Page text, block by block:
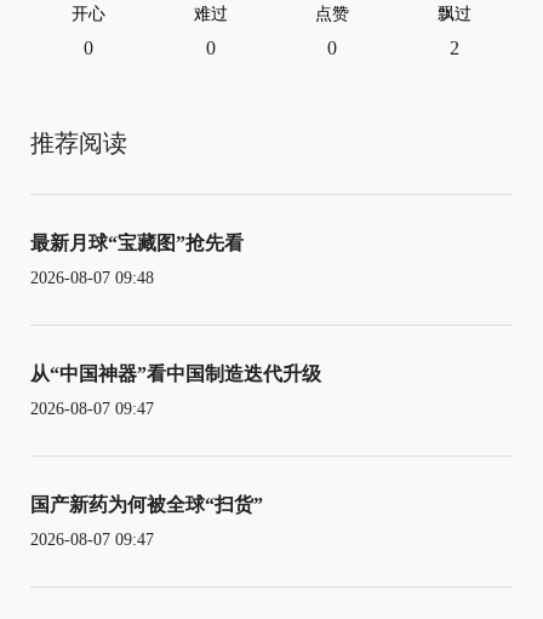
开心
0
难过
0
点赞
0
飘过
2
推荐阅读
最新月球“宝藏图”抢先看
2026-08-07 09:48
从“中国神器”看中国制造迭代升级
2026-08-07 09:47
国产新药为何被全球“扫货”
2026-08-07 09:47